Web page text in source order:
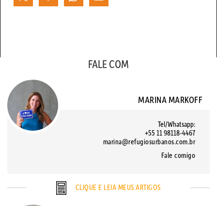
FALE COM
MARINA MARKOFF
Tel/Whatsapp:
+55 11 98118-4467
marina@refugiosurbanos.com.br
Fale comigo
CLIQUE E LEIA MEUS ARTIGOS